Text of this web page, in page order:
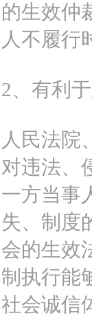
的生效仲
人不履行
2、有利
人民法院
对违法、
一方当事
失、制度
会的生效
制执行能
社会诚信